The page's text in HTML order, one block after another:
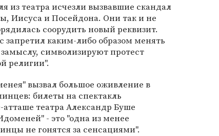
из театра исчезли вызвавшие скандал
Иисуса и Посейдона. Они так и не
соорудить новый реквизит.
каким-либо образом менять
символизируют протест
религии".
вызвал большое оживление в
билеты на спектакль
театра Александр Буше
- это "одна из менее
не гонятся за сенсациями".